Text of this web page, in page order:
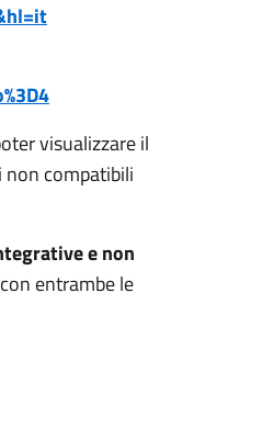
visualizzare il
compatibili
e non
entrambe le